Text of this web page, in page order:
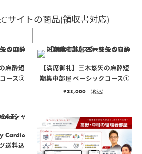
ECサイトの商品(領収書対応)
麻酔短
ース②
【満席御礼】三木悠矢の麻酔短
期集中部屋 ベーシックコース①
¥33,000 （税込）
Cardio
送料込